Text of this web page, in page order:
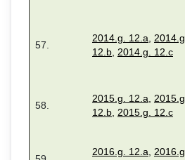
57.
2014.g. 12.a
2014.g.
12.b, 2014.g. 12.c
58.
2015.g. 12.a
2015.g.
12.b 2015.g. 12.c
2016.g. 12.a,
2016.g.